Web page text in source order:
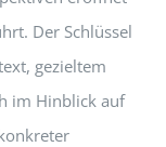
Der Schlüssel
gezieltem
im Hinblick auf